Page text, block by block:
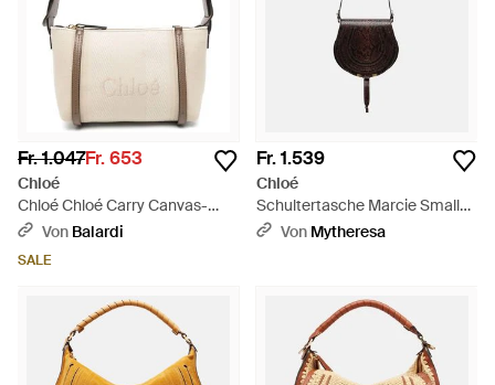
Fr. 1.047Fr. 653
Chloé
Chloé Chloé Carry Canvas-
Umhängetasche - Natur
Von Balardi
SALE
Fr. 1.539
Chloé
Schultertasche Marcie Small
Aus Leder - Weiß
Von Mytheresa